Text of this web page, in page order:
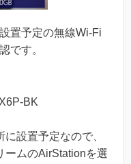
置予定の無線Wi-Fi
です。
BK
設置予定なので、
ームのAirStationを選